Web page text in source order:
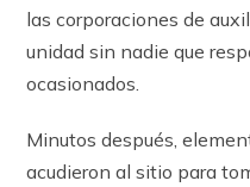
las corporaciones de
unidad sin nadie que
ocasionados.
Minutos después,
acudieron al sitio para